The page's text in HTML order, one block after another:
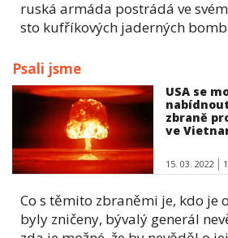
ruská armáda postrádá ve
sto kufříkových jaderných
Psali jsme
USA se
zbraně
ve
15. 03. 2022
Co s těmito zbraněmi je, kdo je
byly zničeny, bývalý generál